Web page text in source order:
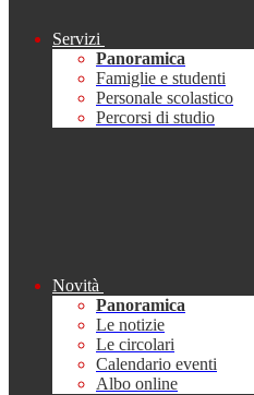
Servizi
Panoramica
Famiglie e studenti
Personale scolastico
Percorsi di studio
Novità
Panoramica
Le notizie
Le circolari
Calendario eventi
Albo online